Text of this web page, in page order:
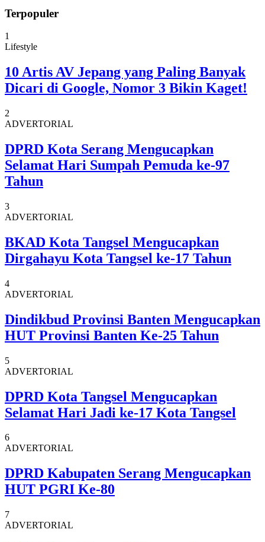
Terpopuler
1
Lifestyle
10 Artis AV Jepang yang Paling Banyak
Dicari di Google, Nomor 3 Bikin Kaget!
2
ADVERTORIAL
DPRD Kota Serang Mengucapkan
Selamat Hari Sumpah Pemuda ke-97
Tahun
3
ADVERTORIAL
BKAD Kota Tangsel Mengucapkan
Dirgahayu Kota Tangsel ke-17 Tahun
4
ADVERTORIAL
Dindikbud Provinsi Banten Mengucapkan
HUT Provinsi Banten Ke-25 Tahun
5
ADVERTORIAL
DPRD Kota Tangsel Mengucapkan
Selamat Hari Jadi ke-17 Kota Tangsel
6
ADVERTORIAL
DPRD Kabupaten Serang Mengucapkan
HUT PGRI Ke-80
7
ADVERTORIAL